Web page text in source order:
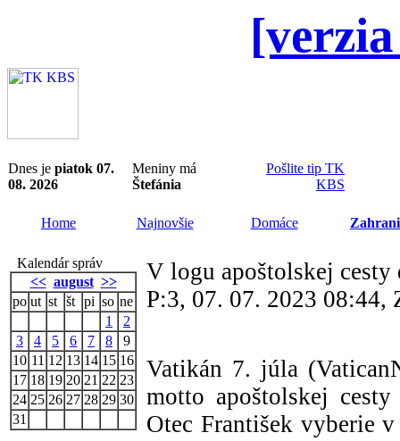
Dnes je piatok 07.
08. 2026
Meniny má
Štefánia
Pošlite tip TK
KBS
Home Najnovšie Domáce
Kalendár správ
<< august >>
po ut st št pi so ne
1
2
3
4 5 6 7 8
9
10 11 12 13 14 15 16
17 18 19 20 21 22 23
24 25 26 27 28 29 30
31
V logu apoštolskej
P:3, 07. 07. 2023 08:44,
Vatikán 7. júla
motto apoštolskej
Otec František vyberie